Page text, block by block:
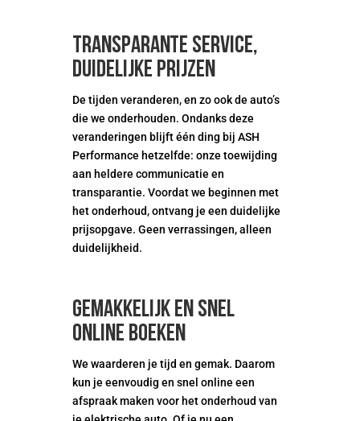
Transparante service,
duidelijke prijzen
De tijden veranderen, en zo ook de auto’s
die we onderhouden. Ondanks deze
veranderingen blijft één ding bij ASH
Performance hetzelfde: onze toewijding
aan heldere communicatie en
transparantie. Voordat we beginnen met
het onderhoud, ontvang je een duidelijke
prijsopgave. Geen verrassingen, alleen
duidelijkheid.
Gemakkelijk en snel
online boeken
We waarderen je tijd en gemak. Daarom
kun je eenvoudig en snel online een
afspraak maken voor het onderhoud van